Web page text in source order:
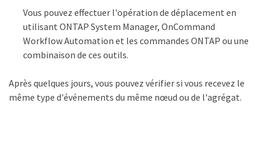
Vous pouvez effectuer l'opération de déplacement en
utilisant ONTAP System Manager, OnCommand
Workflow Automation et les commandes ONTAP ou une
combinaison de ces outils.
Après quelques jours, vous pouvez vérifier si vous recevez le
même type d'événements du même nœud ou de l'agrégat.